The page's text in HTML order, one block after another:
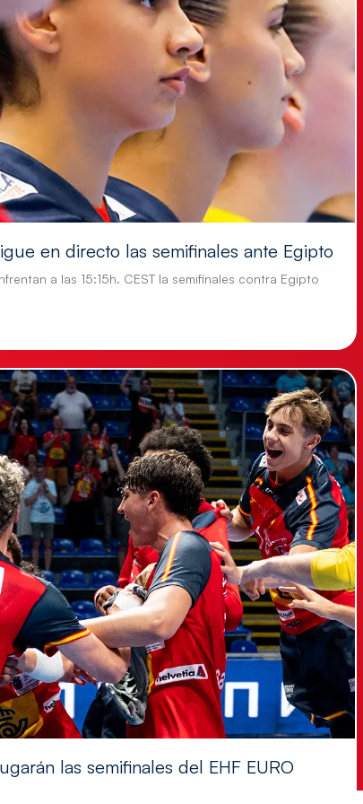
en directo las semifinales ante Egipto
a las 15:15h. CEST la semifinales contra Egipto
las semifinales del EHF EURO